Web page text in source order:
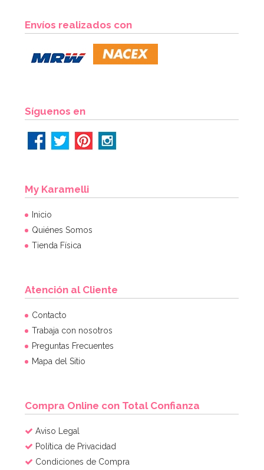
Envíos realizados con
Síguenos en
My Karamelli
Inicio
Quiénes Somos
Tienda Física
Atención al Cliente
Contacto
Trabaja con nosotros
Preguntas Frecuentes
Mapa del Sitio
Compra Online con Total Confianza
Aviso Legal
Política de Privacidad
Condiciones de Compra